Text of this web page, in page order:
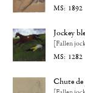
1892
Jockey
[Fallen
1282
Chute de